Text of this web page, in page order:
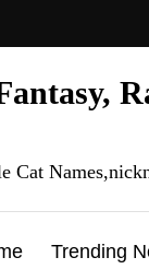
Cat
Trending